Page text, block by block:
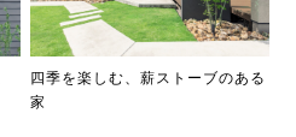
四季を楽しむ、薪ストーブのある
家